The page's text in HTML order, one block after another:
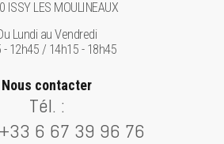
ISSY LES MOULINEAUX
Lundi au Vendredi
- 12h45 / 14h15 - 18h45
Nous contacter
Tél. :
+33 6 67 39 96 76